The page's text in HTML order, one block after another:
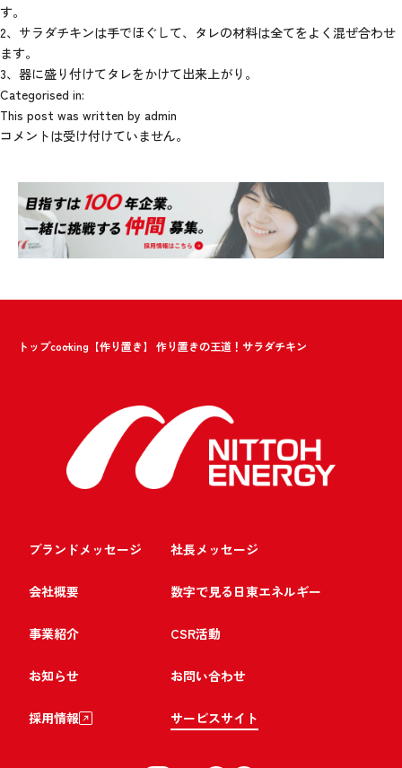
す。
2、サラダチキンは手でほぐして、タレの材料は全てをよく混ぜ合わせ
ます。
3、器に盛り付けてタレをかけて出来上がり。
Categorised in:
This post was written by admin
コメントは受け付けていません。
トップcooking 【作り置き】 作り置きの王道！サラダチキン
ブランドメッセージ 社長メッセージ
会社概要 数字で見る日東エネルギー
事業紹介 CSR活動
お知らせ お問い合わせ
採用情報 サービスサイト